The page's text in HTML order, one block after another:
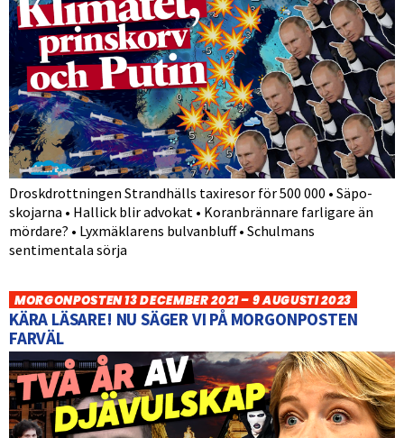
Droskdrottningen Strandhälls taxiresor för 500 000 • Säpo-
skojarna • Hallick blir advokat • Koranbrännare farligare än
mördare? • Lyxmäklarens bulvanbluff • Schulmans
sentimentala sörja
MORGONPOSTEN 13 DECEMBER 2021 – 9 AUGUSTI 2023
KÄRA LÄSARE! NU SÄGER VI PÅ MORGONPOSTEN
FARVÄL